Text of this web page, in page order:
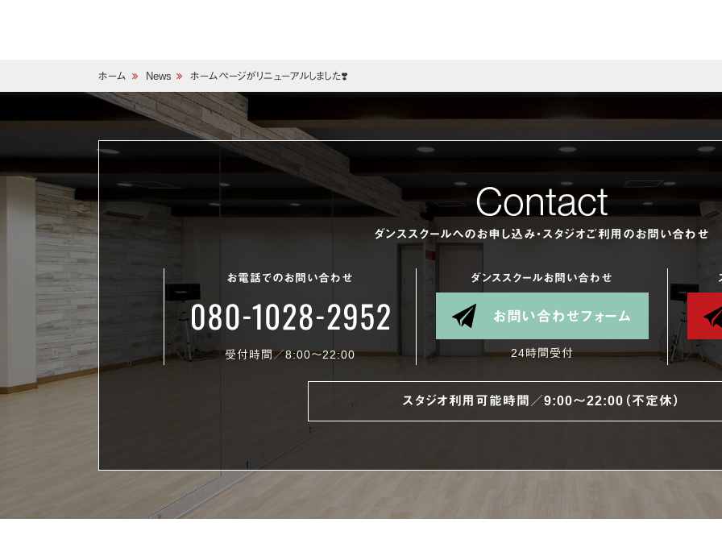
ホーム News ホームページがリニューアルしました❣️
Contact
ダンススクールへのお申し込み・スタジオご利用のお問い合わせ
お電話でのお問い合わせ
受付時間／8:00〜22:00
ダンススクールお問い合わせ
お問い合わせフォーム
24時間受付
スタジオ利用可能時間／9:00〜22:00（不定休）